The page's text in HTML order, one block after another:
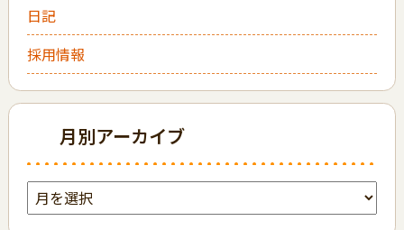
日記
採用情報
月別アーカイブ